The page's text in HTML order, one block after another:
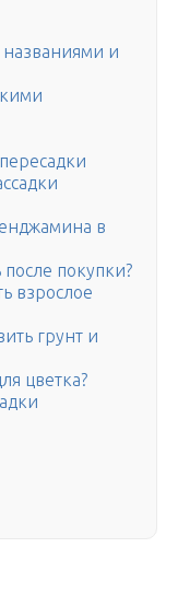
и
в
покупки?
взрослое
грунт и
цветка?